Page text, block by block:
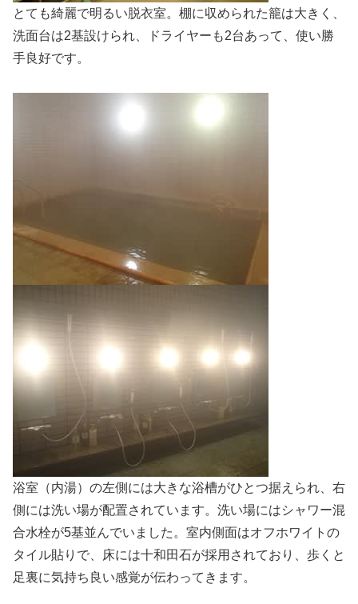
とても綺麗で明るい脱衣室。棚に収められた籠は大きく、
洗面台は2基設けられ、ドライヤーも2台あって、使い勝
手良好です。
浴室（内湯）の左側には大きな浴槽がひとつ据えられ、右
側には洗い場が配置されています。洗い場にはシャワー混
合水栓が5基並んでいました。室内側面はオフホワイトの
タイル貼りで、床には十和田石が採用されており、歩くと
足裏に気持ち良い感覚が伝わってきます。